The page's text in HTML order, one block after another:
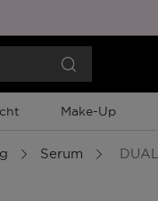
Make-Up
Serum